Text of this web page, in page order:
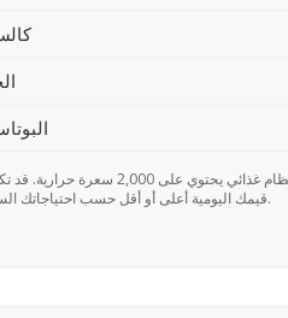
قيمك اليومية أعلى أو أقل حسب احتياجاتك السعرية.